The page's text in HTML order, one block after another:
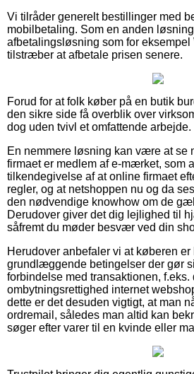
Vi tilråder generelt bestillinger med
mobilbetaling. Som en anden
afbetalingsløsning som for
tilstræber at afbetale prisen senere.
Forud for at folk køber på en butik
den sikre side få overblik over
dog uden tvivl et omfattende arbejde.
En nemmere løsning kan være at se
firmaet er medlem af e-mærket, som
tilkendegivelse af at online firmaet
regler, og at netshoppen nu og da
den nødvendige knowhow om de
Derudover giver det dig lejlighed til
såfremt du møder besvær ved din
Herudover anbefaler vi at køberen
grundlæggende betingelser der gør
forbindelse med transaktionen, f.eks.
ombytningsrettighed internet
dette er det desuden vigtigt, at man
ordremail, således man altid kan
søger efter varer til en kvinde eller